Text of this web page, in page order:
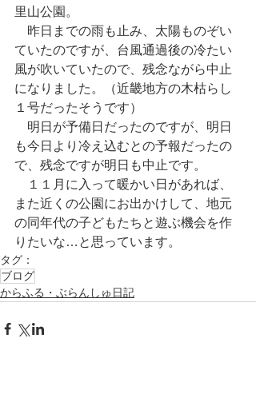
里山公園。
昨日までの雨も止み、太陽ものぞい
ていたのですが、台風通過後の冷たい
風が吹いていたので、残念ながら中止
になりました。（近畿地方の木枯らし
１号だったそうです）
明日が予備日だったのですが、明日
も今日より冷え込むとの予報だったの
で、残念ですが明日も中止です。
１１月に入って暖かい日があれば、
また近くの公園にお出かけして、地元
の同年代の子どもたちと遊ぶ機会を作
りたいな…と思っています。
タグ：
ブログ
からふる・ぶらんしゅ日記